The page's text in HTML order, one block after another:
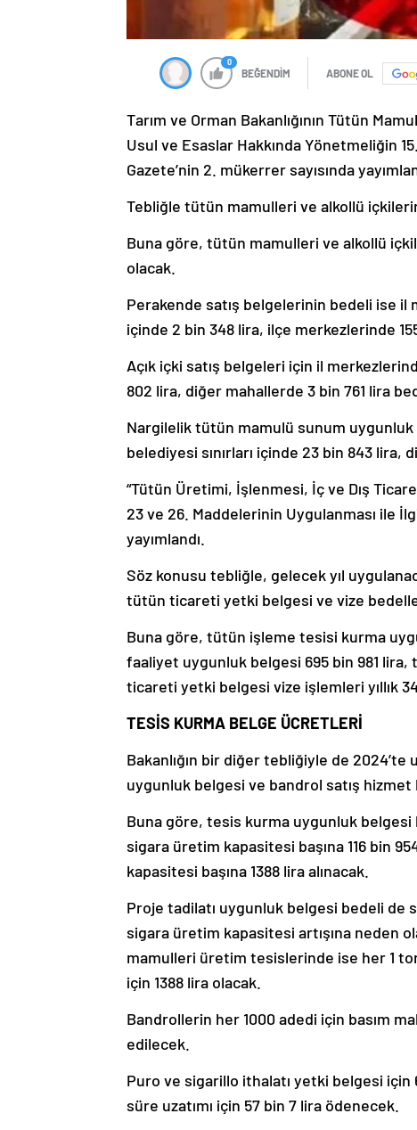
0
BEĞENDİM ABONE OL
Tarım ve Orman Bakanlığının Tütün
Usul ve Esaslar Hakkında Yönetmeliğin
Gazete’nin 2. mükerrer sayısında
Tebliğle tütün mamulleri ve alkollü
Buna göre, tütün mamulleri ve alkollü
olacak.
Perakende satış belgelerinin bedeli ise il
içinde 2 bin 348 lira, ilçe merkezlerinde
Açık içki satış belgeleri için il
802 lira, diğer mahallerde 3 bin 761 lira
Nargilelik tütün mamulü sunum
belediyesi sınırları içinde 23 bin 843 lira,
“Tütün Üretimi, İşlenmesi, İç ve Dış
23 ve 26. Maddelerinin Uygulanması ile
yayımlandı.
Söz konusu tebliğle, gelecek yıl
tütün ticareti yetki belgesi ve vize
Buna göre, tütün işleme tesisi kurma
faaliyet uygunluk belgesi 695 bin 981
ticareti yetki belgesi vize işlemleri yıllık
TESİS KURMA BELGE ÜCRETLERİ
Bakanlığın bir diğer tebliğiyle de
uygunluk belgesi ve bandrol satış
Buna göre, tesis kurma uygunluk belgesi
sigara üretim kapasitesi başına 116 bin
kapasitesi başına 1388 lira alınacak.
Proje tadilatı uygunluk belgesi bedeli
sigara üretim kapasitesi artışına neden
mamulleri üretim tesislerinde ise her 1
için 1388 lira olacak.
Bandrollerin her 1000 adedi için basım
edilecek.
Puro ve sigarillo ithalatı yetki belgesi için
süre uzatımı için 57 bin 7 lira ödenecek.